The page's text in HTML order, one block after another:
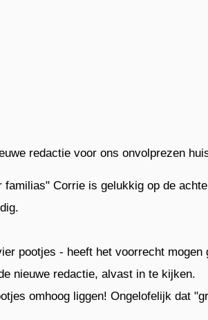
redactie voor ons onvolprezen
familias" Corrie is gelukkig op de
pootjes - heeft het voorrecht mogen
nieuwe redactie, alvast in te kijken.
omhoog liggen! Ongelofelijk dat